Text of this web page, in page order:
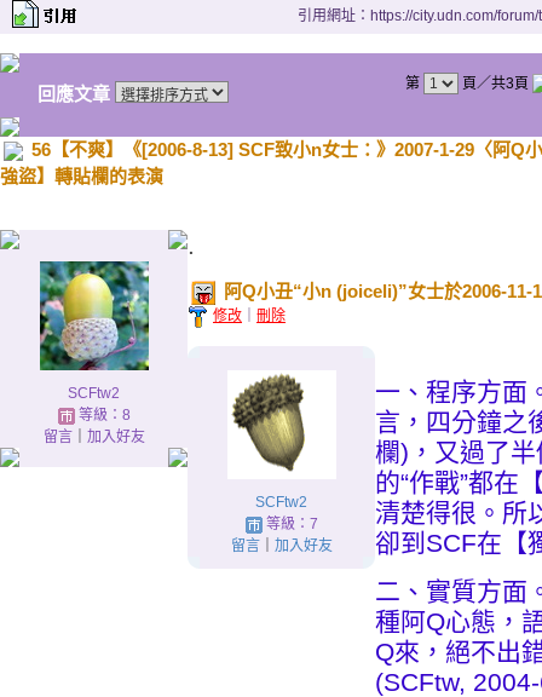
引用網址：https://city.udn.com/
回應文章 第 頁／共3頁
56【不爽】《[2006-8-13] SCF致小n女士：》2007-1-29〈阿Q
強盜】轉貼欄的表演
SCFtw2
等級：8
留言｜ 加入好友
.
阿Q小丑“小n (joiceli)”女士於2006-
修改 刪除
SCFtw2
等級：7
留言｜ 加入好友
一、程序方面
言，四分鐘之
欄)，又過了
的“作戰”都在
清楚得很。所
卻到SCF在【
二、實質方面
種阿Q心態，
Q來，絕不出
(SCFtw,